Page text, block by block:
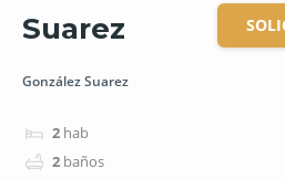
Suarez
González Suarez
2 hab
2 baños